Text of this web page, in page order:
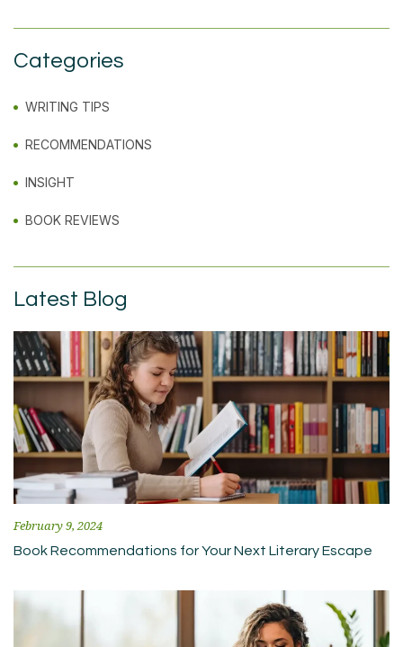
Categories
WRITING TIPS
RECOMMENDATIONS
INSIGHT
BOOK REVIEWS
Latest Blog
February 9, 2024
Book Recommendations for Your Next Literary Escape